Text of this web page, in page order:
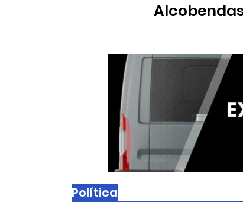
30/06/2026. El
"Tardes del Cole"
Política